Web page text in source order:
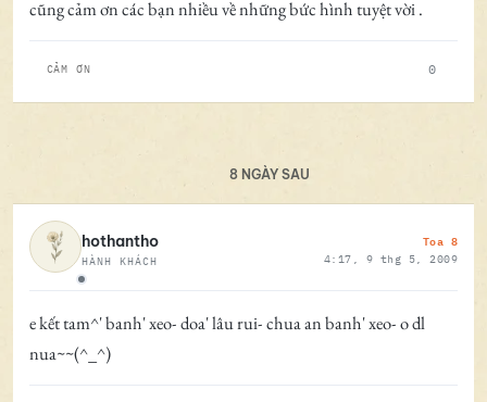
cũng cảm ơn các bạn nhiều về những bức hình tuyệt vời .
CẢM ƠN 0
8 NGÀY SAU
Ngoại tuyến
hothantho
HÀNH KHÁCH
Toa 8
4:17, 9 thg 5, 2009
e kết tam^' banh' xeo- doa' lâu rui- chua an banh' xeo- o dl
nua~~(^_^)